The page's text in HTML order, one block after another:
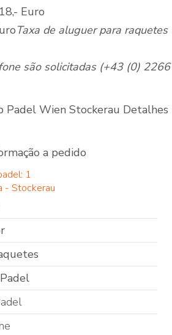
Euro
Taxa de aluguer para raquetes
são solicitadas (+43 (0) 2266
Padel Wien Stockerau Detalhes
a pedido
1
- Stockerau